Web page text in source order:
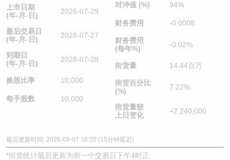
上市日期
(年-月-日)
2026-07-29
最后交易日
(年-月-日)
2028-07-27
到期日
(年-月-日)
2028-07-28
换股比率 10,000
每手股数 10,000
对冲值 (%) 94%
财务费用 -0.0008
财务费用
(每年%)
-0.02%
街货量 14.44百万
街货百分比
(%)
7.22%
街货量较
上日变化
+2,240,000
最后更新时间: 2026-08-07 16:20 (15分钟延迟)
*街货统计最后更新为前一个交易日下午4时正